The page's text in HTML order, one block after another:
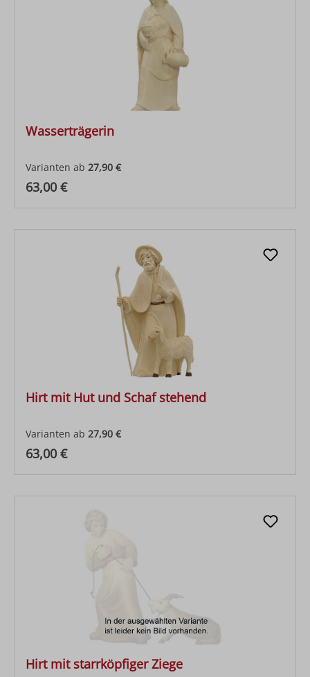
Wasserträgerin
Varianten ab 27,90 €
Regulärer Preis:
63,00 €
Hirt mit Hut und Schaf stehend
Varianten ab 27,90 €
Regulärer Preis:
63,00 €
Hirt mit starrköpfiger Ziege